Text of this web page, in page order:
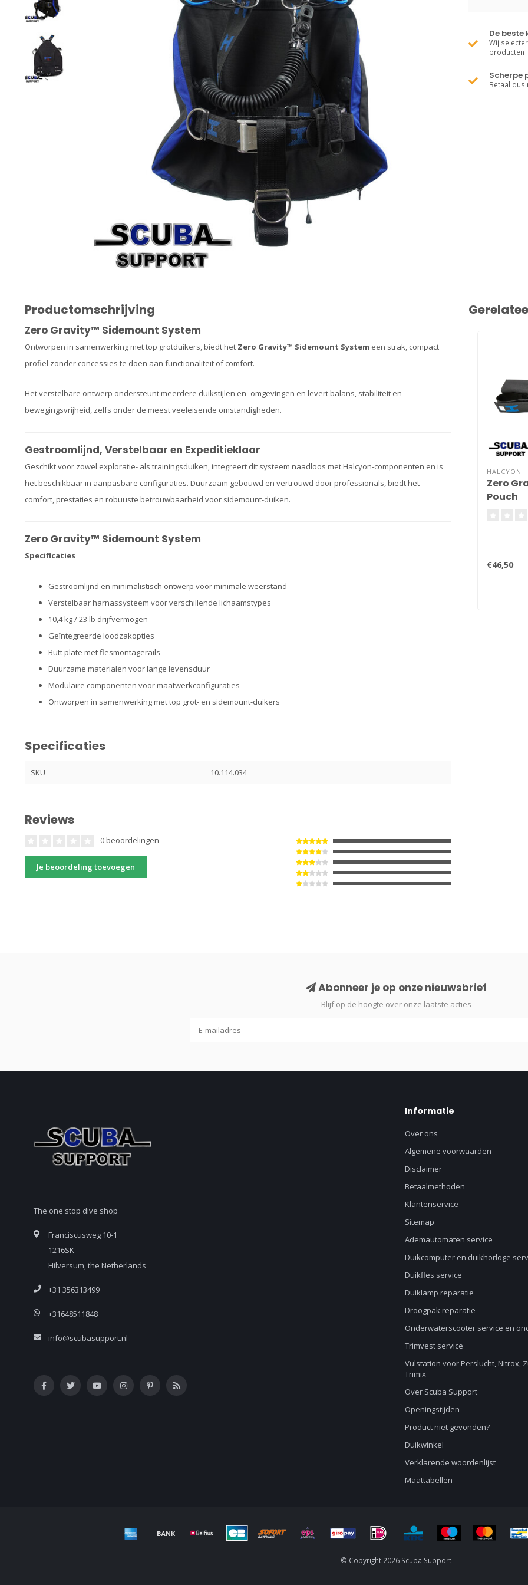
De beste
Wij
producten
Scherpe
Betaal dus
Productomschrijving
Zero Gravity™ Sidemount System
Ontworpen in samenwerking met top grotduikers, biedt het Zero Gravity™ Sidemount System een strak, compact
profiel zonder concessies te doen aan functionaliteit of comfort.
Het verstelbare ontwerp ondersteunt meerdere duikstijlen en -omgevingen en levert balans, stabiliteit en
bewegingsvrijheid, zelfs onder de meest veeleisende omstandigheden.
Gestroomlijnd, Verstelbaar en Expeditieklaar
Geschikt voor zowel exploratie- als trainingsduiken, integreert dit systeem naadloos met Halcyon-componenten en is
het beschikbaar in aanpasbare configuraties. Duurzaam gebouwd en vertrouwd door professionals, biedt het
comfort, prestaties en robuuste betrouwbaarheid voor sidemount-duiken.
Zero Gravity™ Sidemount System
Specificaties
Gestroomlijnd en minimalistisch ontwerp voor minimale weerstand
Verstelbaar harnassysteem voor verschillende lichaamstypes
10,4 kg / 23 lb drijfvermogen
Geïntegreerde loodzakopties
Butt plate met flesmontagerails
Duurzame materialen voor lange levensduur
Modulaire componenten voor maatwerkconfiguraties
Ontworpen in samenwerking met top grot- en sidemount-duikers
Specificaties
SKU 10.114.034
Reviews
0 beoordelingen
Je beoordeling toevoegen
HALCYON
Zero
Pouch
€46,50
Abonneer je op onze nieuwsbrief
Blijf op de hoogte over onze laatste acties
The one stop dive shop
Franciscusweg 10-1
1216SK
Hilversum, the Netherlands
+31 356313499
+31648511848
info@scubasupport.nl
Informatie
Over ons
Algemene voorwaarden
Disclaimer
Betaalmethoden
Klantenservice
Sitemap
Ademautomaten service
Duikcomputer en duikhorloge
Duikfles service
Duiklamp reparatie
Droogpak reparatie
Onderwaterscooter service en
Trimvest service
Vulstation voor Perslucht, Nitrox,
Trimix
Over Scuba Support
Openingstijden
Product niet gevonden?
Duikwinkel
Verklarende woordenlijst
Maattabellen
© Copyright 2026 Scuba Support